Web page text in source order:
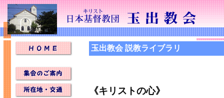
玉出教会 説教ライブラリ
《キリストの心》